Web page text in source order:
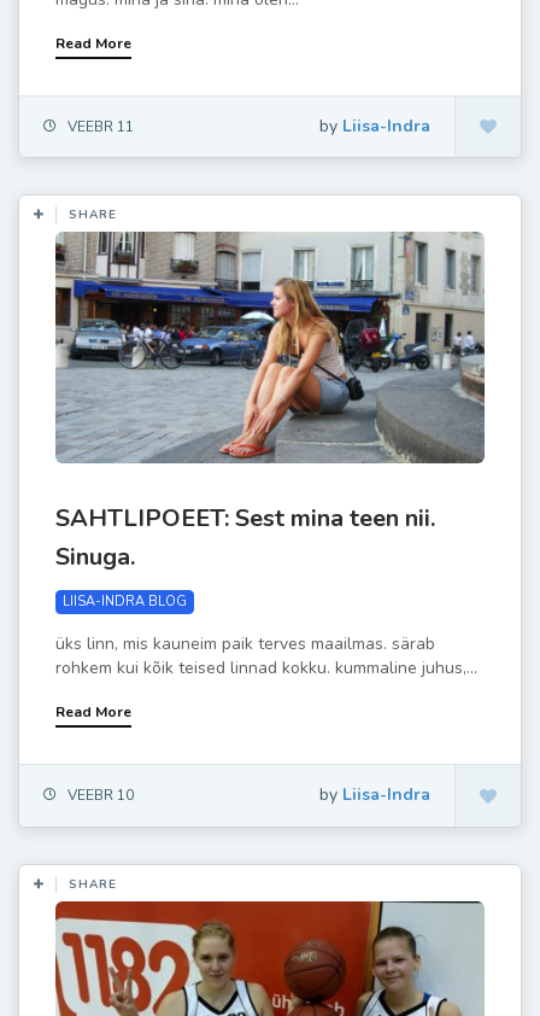
Read More
VEEBR 11 by Liisa-Indra
SHARE
SAHTLIPOEET: Sest mina teen nii.
Sinuga.
LIISA-INDRA BLOG
üks linn, mis kauneim paik terves maailmas. särab
rohkem kui kõik teised linnad kokku. kummaline juhus,...
Read More
VEEBR 10 by Liisa-Indra
SHARE